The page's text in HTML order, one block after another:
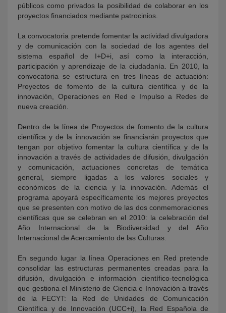
públicos como privados la posibilidad de colaborar en los
proyectos financiados mediante patrocinios.
La convocatoria pretende fomentar la actividad divulgadora
y de comunicación con la sociedad de los agentes del
sistema español de I+D+i, así como la interacción,
participación y aprendizaje de la ciudadanía. En 2010, la
convocatoria se estructura en tres líneas de actuación:
Proyectos de fomento de la cultura científica y de la
innovación, Operaciones en Red e Impulso a Redes de
nueva creación.
Dentro de la línea de Proyectos de fomento de la cultura
científica y de la innovación se financiarán proyectos que
tengan por objetivo fomentar la cultura científica y de la
innovación a través de actividades de difusión, divulgación
y comunicación, actuaciones concretas de temática
general, siempre ligadas a los valores sociales y
económicos de la ciencia y la innovación. Además el
programa apoyará específicamente los mejores proyectos
que se presenten con motivo de las dos conmemoraciones
científicas que se celebran en el 2010: la celebración del
Año Internacional de la Biodiversidad y del Año
Internacional de Acercamiento de las Culturas.
En segundo lugar la línea Operaciones en Red pretende
consolidar las estructuras permanentes creadas para la
difusión, divulgación e información científico-tecnológica
que gestiona el Ministerio de Ciencia e Innovación a través
de la FECYT: la Red de Unidades de Comunicación
Científica y de Innovación (UCC+i), la Red Española de